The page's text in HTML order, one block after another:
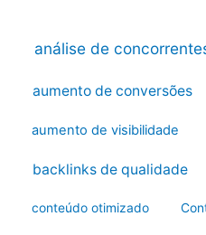
análise de
aumento de conversões
aumento de visibilidade
backlinks de qualidade
conteúdo otimizado